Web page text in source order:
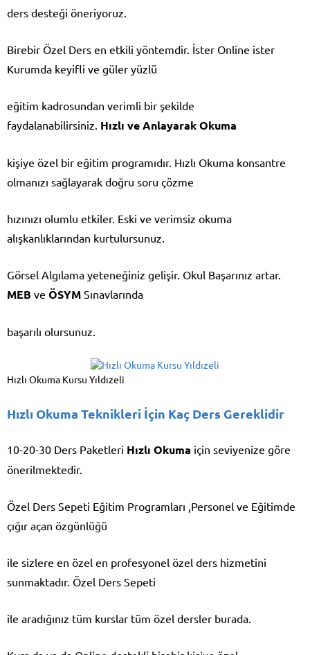
ders desteği öneriyoruz.
Birebir Özel Ders en etkili yöntemdir. İster Online ister
Kurumda keyifli ve güler yüzlü
eğitim kadrosundan verimli bir şekilde
faydalanabilirsiniz. Hızlı ve Anlayarak Okuma
kişiye özel bir eğitim programıdır. Hızlı Okuma konsantre
olmanızı sağlayarak doğru soru çözme
hızınızı olumlu etkiler. Eski ve verimsiz okuma
alışkanlıklarından kurtulursunuz.
Görsel Algılama yeteneğiniz gelişir. Okul Başarınız artar.
MEB ve ÖSYM Sınavlarında
başarılı olursunuz.
Hızlı Okuma Kursu Yıldızeli
Hızlı Okuma Teknikleri İçin Kaç Ders Gereklidir
10-20-30 Ders Paketleri Hızlı Okuma için seviyenize göre
önerilmektedir.
Özel Ders Sepeti Eğitim Programları ,Personel ve Eğitimde
çığır açan özgünlüğü
ile sizlere en özel en profesyonel özel ders hizmetini
sunmaktadır. Özel Ders Sepeti
ile aradığınız tüm kurslar tüm özel dersler burada.